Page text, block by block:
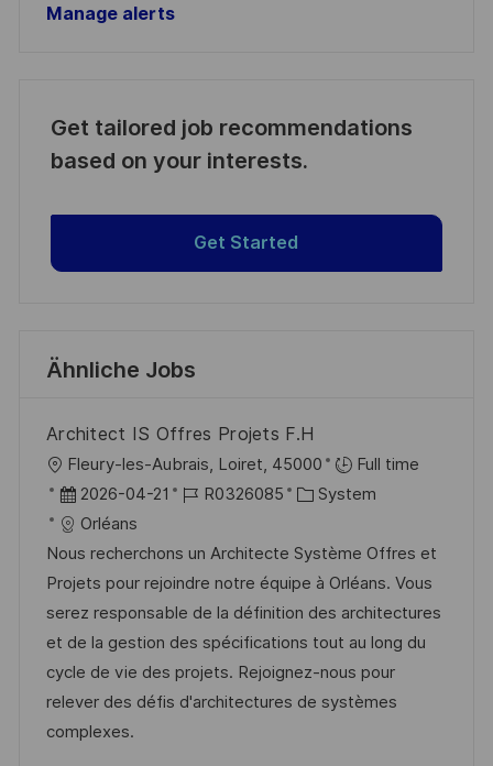
Manage alerts
Get tailored job recommendations
based on your interests.
Get Started
Ähnliche Jobs
Architect IS Offres Projets F.H
O
r
t
Fleury-les-Aubrais, Loiret, 45000
Full time
D
a
t
u
m
d
e
r
V
2026-04-21
J
b
-
I
D
R0326085
K
t
e
g
o
r
i
System
Orléans
Nous recherchons un Architecte Système Offres et
Projets pour rejoindre notre équipe à Orléans. Vous
serez responsable de la définition des architectures
et de la gestion des spécifications tout au long du
cycle de vie des projets. Rejoignez-nous pour
relever des défis d'architectures de systèmes
complexes.